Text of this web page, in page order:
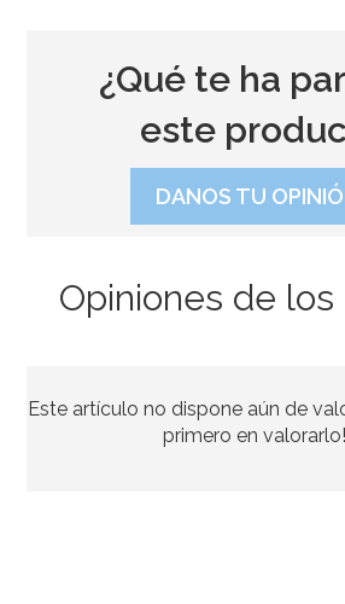
¿Qué te ha
este
DANOS TU
Opiniones de
Este artículo no dispone aún de
primero en valorarlo!